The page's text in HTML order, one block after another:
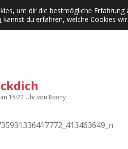
Menü öffnen
KFMW-Disco Dates Instagrams
15:22 Uhrvon Ronny
um dir die bestmögliche Erfahrung
kannst du erfahren, welche Cookies